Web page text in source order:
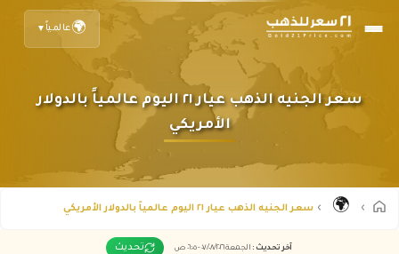
🌍عالمياً ▼
سعر الجنيه الذهب عيار ٢١ اليوم عالمياً بالدولار
الأمريكي
🌍 سعر الجنيه الذهب عيار ٢١ اليوم عالمياً بالدولار الأمريكي
آخر تحديث : الجمعة ٠٧ /٠٨/٢٠٢٦ - ٠٦:٠٥ ص تحديث